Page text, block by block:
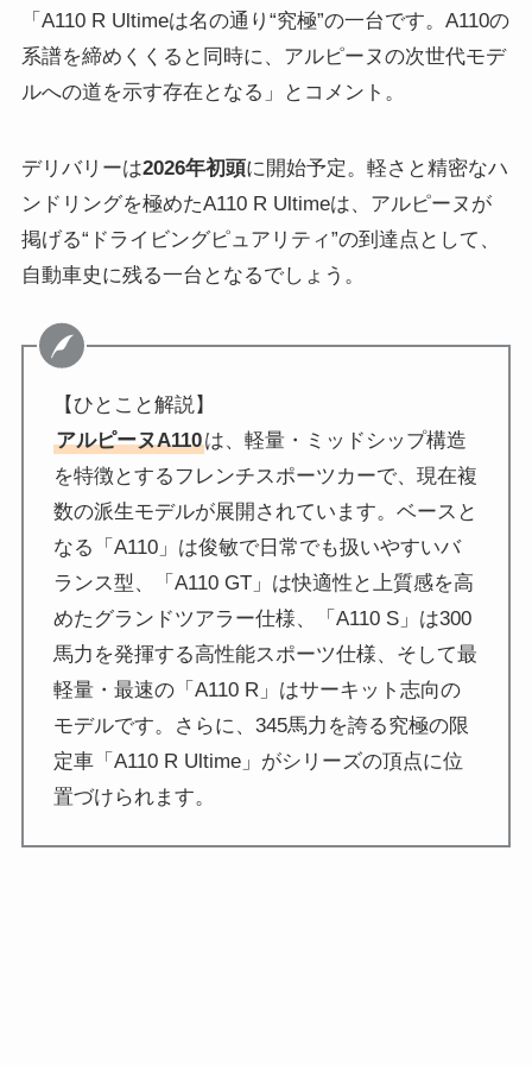
「A110 R Ultimeは名の通り“究極”の一台です。A110の
系譜を締めくくると同時に、アルピーヌの次世代モデ
ルへの道を示す存在となる」とコメント。
デリバリーは2026年初頭に開始予定。軽さと精密なハ
ンドリングを極めたA110 R Ultimeは、アルピーヌが
掲げる“ドライビングピュアリティ”の到達点として、
自動車史に残る一台となるでしょう。
【ひとこと解説】
アルピーヌA110は、軽量・ミッドシップ構造
を特徴とするフレンチスポーツカーで、現在複
数の派生モデルが展開されています。ベースと
なる「A110」は俊敏で日常でも扱いやすいバ
ランス型、「A110 GT」は快適性と上質感を高
めたグランドツアラー仕様、「A110 S」は300
馬力を発揮する高性能スポーツ仕様、そして最
軽量・最速の「A110 R」はサーキット志向の
モデルです。さらに、345馬力を誇る究極の限
定車「A110 R Ultime」がシリーズの頂点に位
置づけられます。